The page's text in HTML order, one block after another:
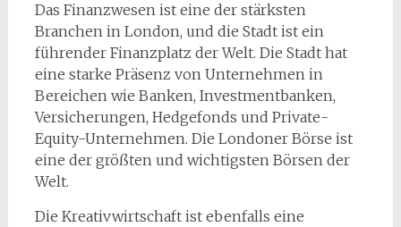
Das Finanzwesen ist eine der stärksten
Branchen in London, und die Stadt ist ein
führender Finanzplatz der Welt. Die Stadt hat
eine starke Präsenz von Unternehmen in
Bereichen wie Banken, Investmentbanken,
Versicherungen, Hedgefonds und Private-
Equity-Unternehmen. Die Londoner Börse ist
eine der größten und wichtigsten Börsen der
Welt.
Die Kreativwirtschaft ist ebenfalls eine